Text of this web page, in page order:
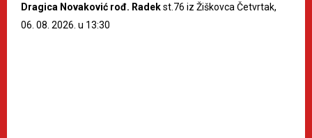
Dragica Novaković rođ. Radekst.76 iz Žiškovca Četvrtak,
06. 08. 2026. u 13:30